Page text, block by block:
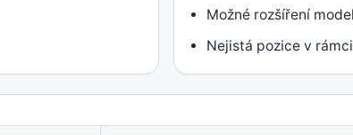
Možné rozšíření
Nejistá pozice v